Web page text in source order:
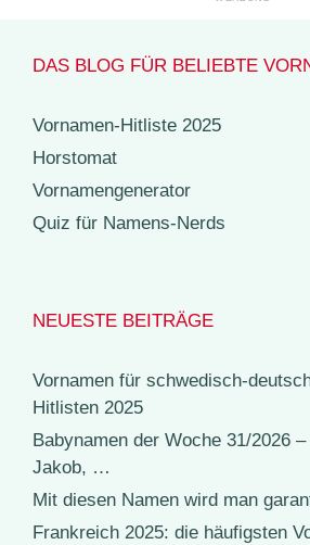
DAS BLOG FÜR BELIEBTE
Vornamen-Hitliste 2025
Horstomat
Vornamengenerator
Quiz für Namens-Nerds
NEUESTE BEITRÄGE
Vornamen für schwedisch-
Hitlisten 2025
Babynamen der Woche 31/2026
Jakob, …
Mit diesen Namen wird man
Frankreich 2025: die häufigsten